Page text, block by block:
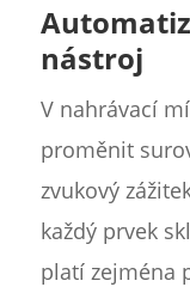
nástroj
V nahrávací
proměnit
zvukový
každý prvek
platí zejména